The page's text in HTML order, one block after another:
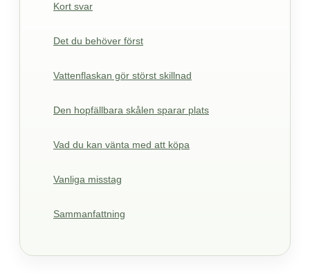
Kort svar
Det du behöver först
Vattenflaskan gör störst skillnad
Den hopfällbara skålen sparar plats
Vad du kan vänta med att köpa
Vanliga misstag
Sammanfattning